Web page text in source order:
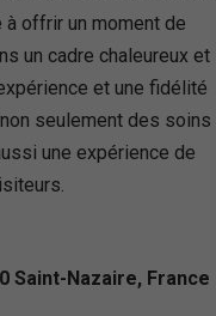
à offrir un moment de
un cadre chaleureux et
et une fidélité
seulement des soins
une expérience de
Saint-Nazaire, France